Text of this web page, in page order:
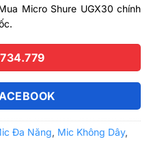
Micro Shure UGX30 chính
Đa Năng, Mic Không Dây,